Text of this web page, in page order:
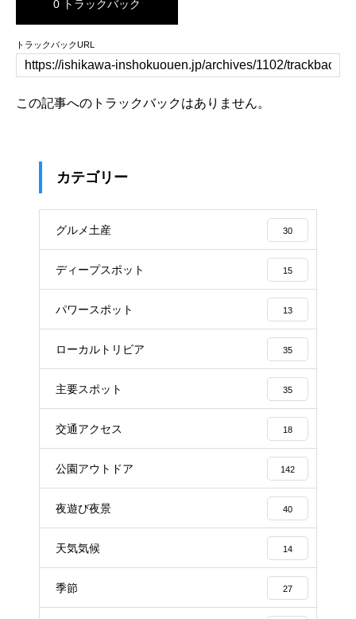
0 トラックバック
トラックバックURL
この記事へのトラックバックはありません。
カテゴリー
グルメ土産 30
ディープスポット 15
パワースポット 13
ローカルトリビア 35
主要スポット 35
交通アクセス 18
公園アウトドア 142
夜遊び夜景 40
天気気候 14
季節 27